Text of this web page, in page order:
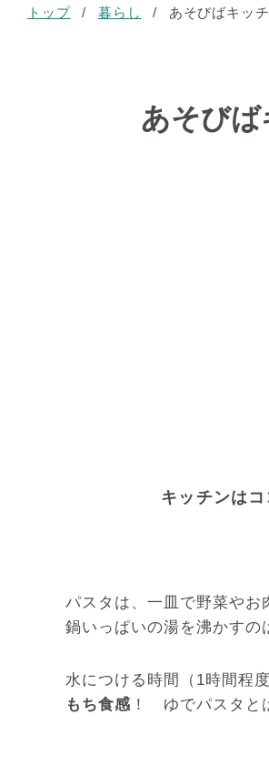
トップ / 暮らし / あそびばキッ
あそび
キッチンはコ
パスタは、一皿で野菜や
鍋いっぱいの湯を沸かす
水につける時間（1時間程
もち食感 ！ ゆでパスタと